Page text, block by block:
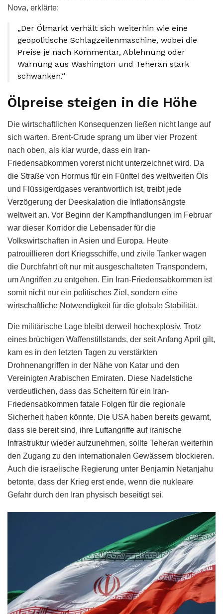
Nova, erklärte:
„Der Ölmarkt verhält sich weiterhin wie eine
geopolitische Schlagzeilenmaschine, wobei die
Preise je nach Kommentar, Ablehnung oder
Warnung aus Washington und Teheran stark
schwanken.“
Ölpreise steigen in die Höhe
Die wirtschaftlichen Konsequenzen ließen nicht lange auf
sich warten. Brent-Crude sprang um über vier Prozent
nach oben, als klar wurde, dass ein Iran-
Friedensabkommen vorerst nicht unterzeichnet wird. Da
die Straße von Hormus für ein Fünftel des weltweiten Öls
und Flüssigerdgases verantwortlich ist, treibt jede
Verzögerung der Deeskalation die Inflationsängste
weltweit an. Vor Beginn der Kampfhandlungen im Februar
war dieser Korridor die Lebensader für die
Volkswirtschaften in Asien und Europa. Heute
patrouillieren dort Kriegsschiffe, und zivile Tanker wagen
die Durchfahrt oft nur mit ausgeschalteten Transpondern,
um Angriffen zu entgehen. Ein Iran-Friedensabkommen ist
somit nicht nur ein politisches Ziel, sondern eine
wirtschaftliche Notwendigkeit für die globale Stabilität.
Die militärische Lage bleibt derweil hochexplosiv. Trotz
eines brüchigen Waffenstillstands, der seit Anfang April gilt,
kam es in den letzten Tagen zu verstärkten
Drohnenangriffen in der Nähe von Katar und den
Vereinigten Arabischen Emiraten. Diese Nadelstiche
verdeutlichen, dass das Scheitern für ein Iran-
Friedensabkommen fatale Folgen für die regionale
Sicherheit haben könnte. Die USA haben bereits gewarnt,
dass sie bereit sind, ihre Luftangriffe auf iranische
Infrastruktur wieder aufzunehmen, sollte Teheran weiterhin
den Zugang zu den internationalen Gewässern blockieren.
Auch die israelische Regierung unter Benjamin Netanjahu
betonte, dass der Krieg erst ende, wenn die nukleare
Gefahr durch den Iran physisch beseitigt sei.